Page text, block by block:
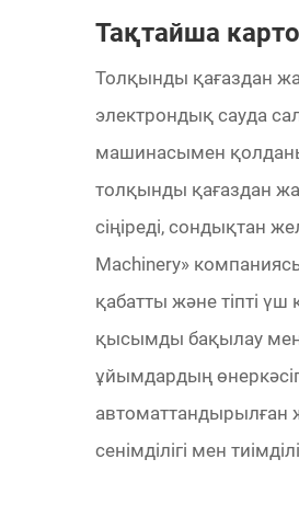
Тақтайша
Толқынды қағаздан
электрондық сауда
машинасымен
толқынды қағаздан
сіңіреді, сондықтан
Machinery»
қабатты және тіпті
қысымды бақылау мен
ұйымдардың
автоматтандырылған
сенімділігі мен